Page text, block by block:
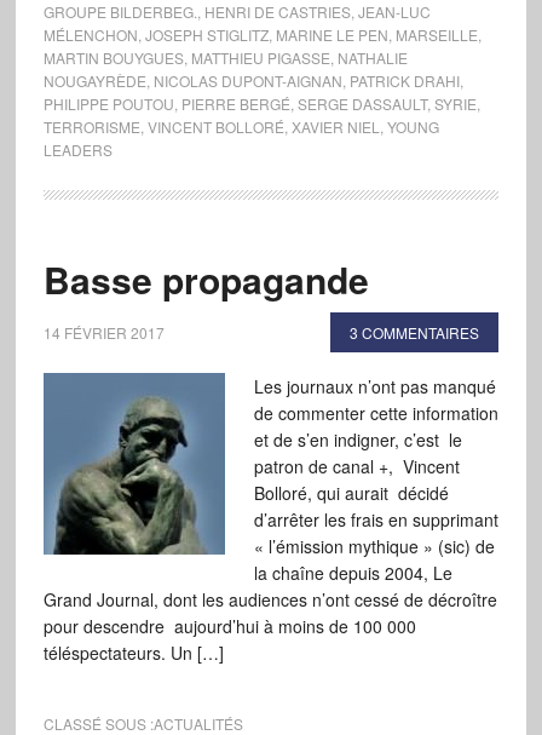
GROUPE BILDERBEG. HENRI DE CASTRIES, JEAN-LUC
MÉLENCHON JOSEPH STIGLITZ, MARINE LE PEN MARSEILLE
MARTIN BOUYGUES, MATTHIEU PIGASSE NATHALIE
NOUGAYRÈDE NICOLAS DUPONT-AIGNAN PATRICK DRAHI,
PHILIPPE POUTOU PIERRE BERGÉ SERGE DASSAULT, SYRIE
TERRORISME VINCENT BOLLORÉ XAVIER NIEL
YOUNG
LEADERS
Basse propagande
14 FÉVRIER 2017 3 COMMENTAIRES
Les journaux n’ont pas manqué
de commenter cette information
et de s’en indigner, c’est le
patron de canal +, Vincent
Bolloré, qui aurait décidé
d’arrêter les frais en supprimant
« l’émission mythique » (sic) de
la chaîne depuis 2004, Le
Grand Journal, dont les audiences n’ont cessé de décroître
pour descendre aujourd’hui à moins de 100 000
téléspectateurs. Un […]
CLASSÉ SOUS :ACTUALITÉS